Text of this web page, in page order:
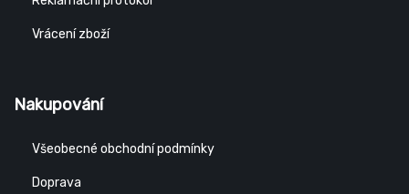
Vrácení zboží
Nakupování
Všeobecné obchodní podmínky
Doprava